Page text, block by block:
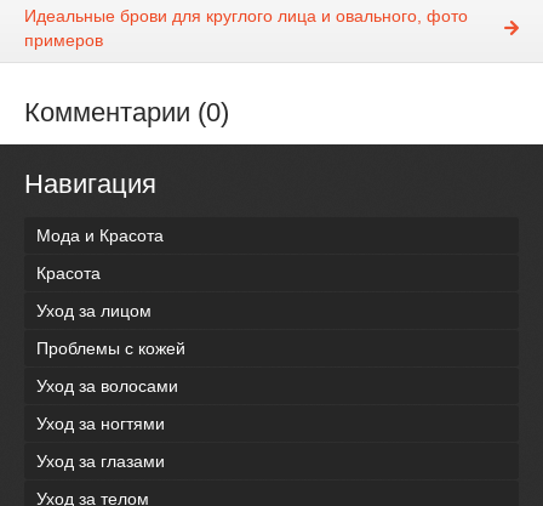
Идеальные брови для круглого лица и овального, фото
примеров
Комментарии (0)
Навигация
Мода и Красота
Красота
Уход за лицом
Проблемы с кожей
Уход за волосами
Уход за ногтями
Уход за глазами
Уход за телом